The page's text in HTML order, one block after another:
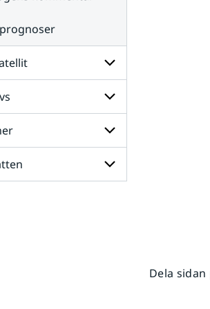
Undersidor
för
Radar
och
satellit
Undersidor
för
Väder
till
havs
Undersidor
för
Dela sidan